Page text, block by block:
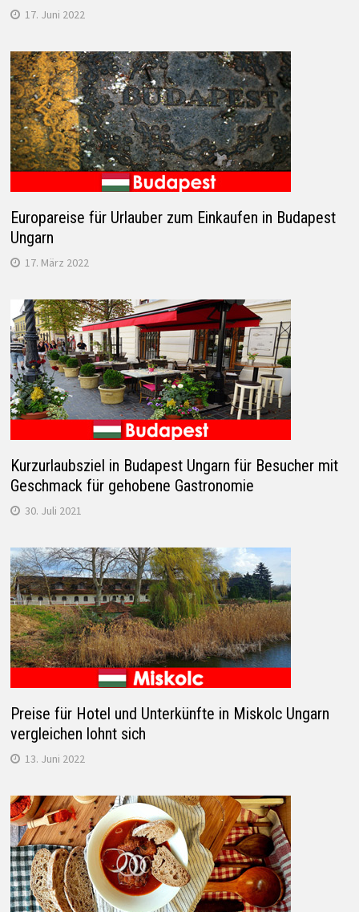
17. Juni 2022
Europareise für Urlauber zum Einkaufen in Budapest
Ungarn
17. März 2022
Kurzurlaubsziel in Budapest Ungarn für Besucher mit
Geschmack für gehobene Gastronomie
30. Juli 2021
Preise für Hotel und Unterkünfte in Miskolc Ungarn
vergleichen lohnt sich
13. Juni 2022